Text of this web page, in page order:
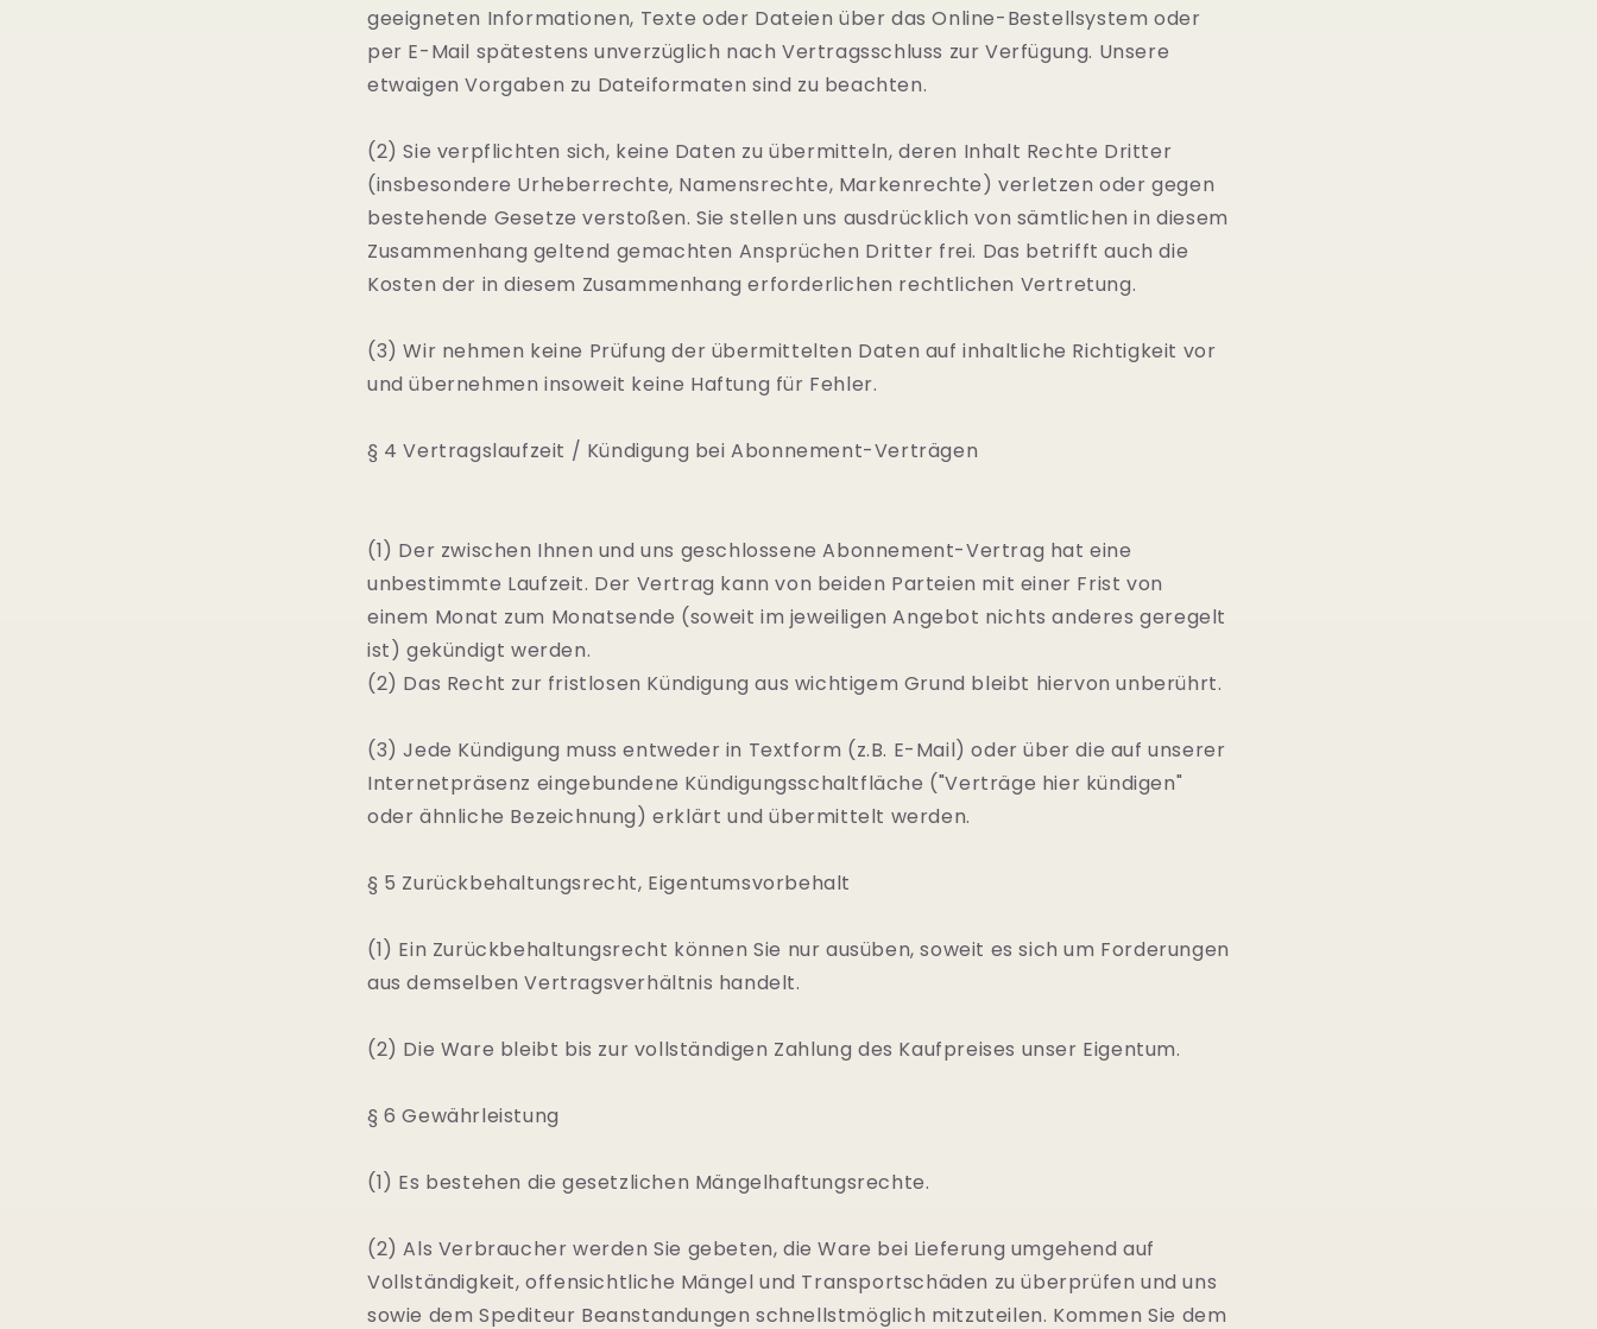
geeigneten Informationen, Texte oder Dateien über das Online-Bestellsystem oder
per E-Mail spätestens unverzüglich nach Vertragsschluss zur Verfügung. Unsere
etwaigen Vorgaben zu Dateiformaten sind zu beachten.
(2) Sie verpflichten sich, keine Daten zu übermitteln, deren Inhalt Rechte Dritter
(insbesondere Urheberrechte, Namensrechte, Markenrechte) verletzen oder gegen
bestehende Gesetze verstoßen. Sie stellen uns ausdrücklich von sämtlichen in diesem
Zusammenhang geltend gemachten Ansprüchen Dritter frei. Das betrifft auch die
Kosten der in diesem Zusammenhang erforderlichen rechtlichen Vertretung.
(3) Wir nehmen keine Prüfung der übermittelten Daten auf inhaltliche Richtigkeit vor
und übernehmen insoweit keine Haftung für Fehler.
§ 4 Vertragslaufzeit / Kündigung bei Abonnement-Verträgen
(1) Der zwischen Ihnen und uns geschlossene Abonnement-Vertrag hat eine
unbestimmte Laufzeit. Der Vertrag kann von beiden Parteien mit einer Frist von
einem Monat zum Monatsende (soweit im jeweiligen Angebot nichts anderes geregelt
ist) gekündigt werden.
(2) Das Recht zur fristlosen Kündigung aus wichtigem Grund bleibt hiervon unberührt.
(3) Jede Kündigung muss entweder in Textform (z.B. E-Mail) oder über die auf unserer
Internetpräsenz eingebundene Kündigungsschaltfläche ("Verträge hier kündigen"
oder ähnliche Bezeichnung) erklärt und übermittelt werden.
§ 5 Zurückbehaltungsrecht, Eigentumsvorbehalt
(1) Ein Zurückbehaltungsrecht können Sie nur ausüben, soweit es sich um Forderungen
aus demselben Vertragsverhältnis handelt.
(2) Die Ware bleibt bis zur vollständigen Zahlung des Kaufpreises unser Eigentum.
§ 6 Gewährleistung
(1) Es bestehen die gesetzlichen Mängelhaftungsrechte.
(2) Als Verbraucher werden Sie gebeten, die Ware bei Lieferung umgehend auf
Vollständigkeit, offensichtliche Mängel und Transportschäden zu überprüfen und uns
sowie dem Spediteur Beanstandungen schnellstmöglich mitzuteilen. Kommen Sie dem